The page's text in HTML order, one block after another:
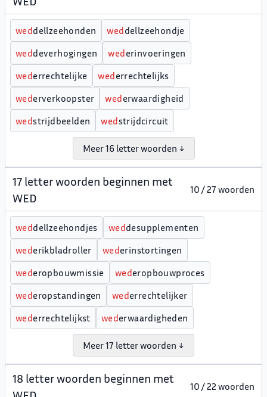
weddellzeehonden weddellzeehondje
weddeverhogingen wederinvoeringen
wederrechtelijke wederrechtelijks
wederverkoopster wederwaardigheid
wedstrijdbeelden wedstrijdcircuit
Meer 16 letter woorden ↓
17 letter woorden beginnen met
WED
10 / 27 woorden
weddellzeehondjes weddesupplementen
wederikbladroller wederinstortingen
wederopbouwmissie wederopbouwproces
wederopstandingen wederrechtelijker
wederrechtelijkst wederwaardigheden
Meer 17 letter woorden ↓
18 letter woorden beginnen met
10 / 22 woorden